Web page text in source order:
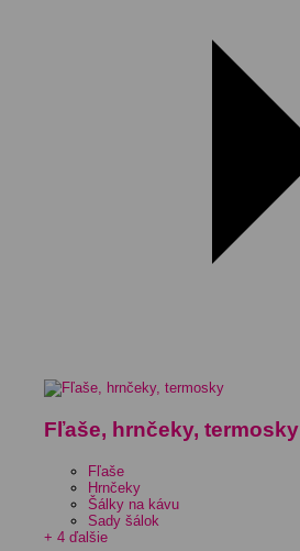
Fľaše, hrnčeky, termosky
Fľaše
Hrnčeky
Šálky na kávu
Sady šálok
+ 4 ďalšie